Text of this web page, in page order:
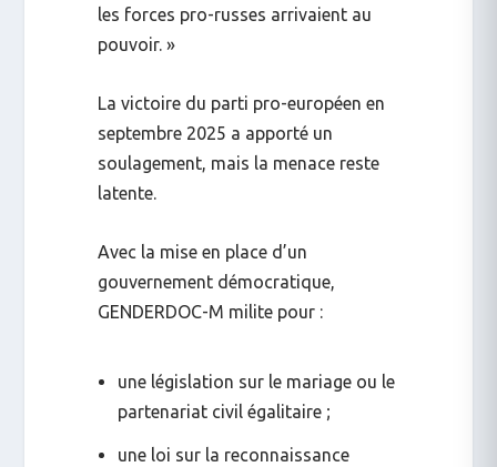
les forces pro-russes arrivaient au
pouvoir. »
La victoire du parti pro-européen en
septembre 2025 a apporté un
soulagement, mais la menace reste
latente.
Avec la mise en place d’un
gouvernement démocratique,
GENDERDOC-M milite pour :
une législation sur le mariage ou le
partenariat civil égalitaire ;
une loi sur la reconnaissance